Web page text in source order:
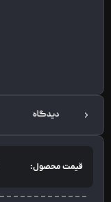
دیدگاه
قیمت محصول: